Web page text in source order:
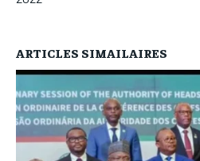
ARTICLES SIMAILAIRES